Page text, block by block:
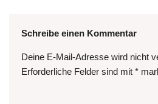
Schreibe einen Kommentar
Deine E-Mail-Adresse wird nicht
Erforderliche Felder sind mit *